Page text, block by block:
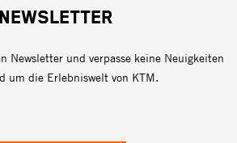
NEWSLETTER
Newsletter und verpasse keine Neuigkeiten
um die Erlebniswelt von KTM.